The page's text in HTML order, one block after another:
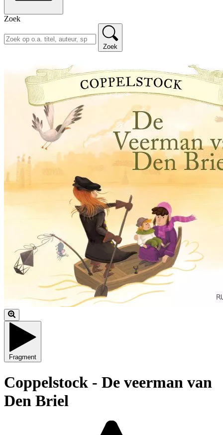
Zoek
Zoek
Fragment
Coppelstock - De veerman van
Den Briel